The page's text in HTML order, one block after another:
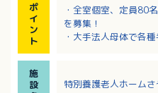
ポ
イ
ン
ト
・全室個室、定員80
を募集！
・大手法人母体で各
・提携医療機関との
も安心！
施
設
特別養護老人ホームさ